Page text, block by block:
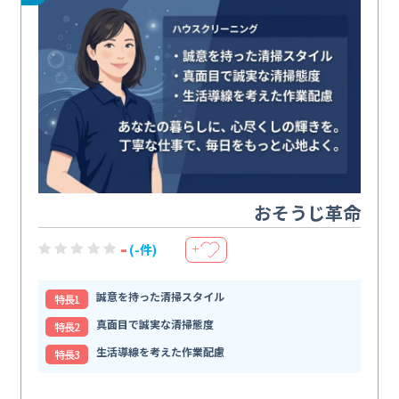
おそうじ革命
- (-件) ＋
特⻑1
誠意を持った清掃スタイル
特⻑2
真面目で誠実な清掃態度
特⻑3
生活導線を考えた作業配慮